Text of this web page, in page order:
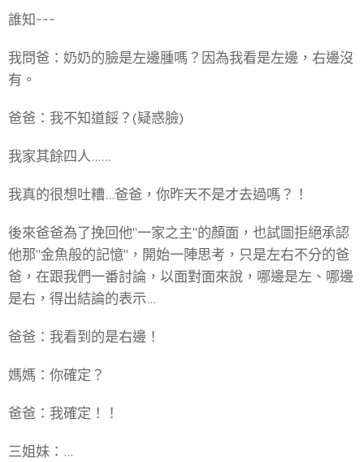
誰知~~~
我問爸：奶奶的臉是左邊腫嗎？因為我看是左邊，右邊沒
有。
爸爸：我不知道餒？(疑惑臉)
我家其餘四人......
我真的很想吐糟...爸爸，你昨天不是才去過嗎？！
後來爸爸為了挽回他"一家之主"的顏面，也試圖拒絕承認
他那"金魚般的記憶"，開始一陣思考，只是左右不分的爸
爸，在跟我們一番討論，以面對面來說，哪邊是左、哪邊
是右，得出結論的表示...
爸爸：我看到的是右邊！
媽媽：你確定？
爸爸：我確定！！
三姐妹：...